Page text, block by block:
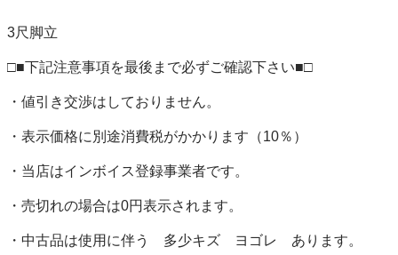
3尺脚立
□■下記注意事項を最後まで必ずご確認下さい■□
・値引き交渉はしておりません。
・表示価格に別途消費税がかかります（10％）
・当店はインボイス登録事業者です。
・売切れの場合は0円表示されます。
・中古品は使用に伴う　多少キズ　ヨゴレ　あります。